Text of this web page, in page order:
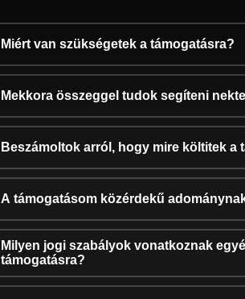
Miért van szükségetek a támogatásra?
Mekkora összeggel tudok segíteni
Beszámoltok arról, hogy mire költitek a
A támogatásom közérdekű
Milyen jogi szabályok vonatkoznak
támogatásra?